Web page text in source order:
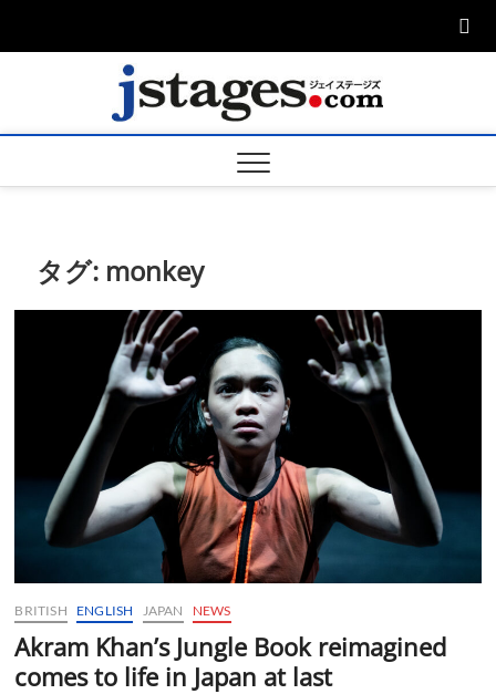
ージ
タグ: monkey
BRITISH ENGLISH JAPAN NEWS
Akram Khan’s Jungle Book reimagined
comes to life in Japan at last